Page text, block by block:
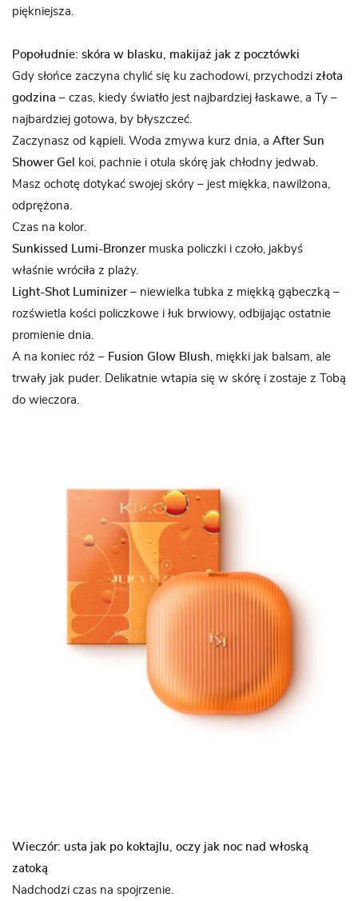
piękniejsza.
Popołudnie: skóra w blasku, makijaż jak z pocztówki
Gdy słońce zaczyna chylić się ku zachodowi, przychodzi złota
godzina – czas, kiedy światło jest najbardziej łaskawe, a Ty –
najbardziej gotowa, by błyszczeć.
Zaczynasz od kąpieli. Woda zmywa kurz dnia, a After Sun
Shower Gel
koi, pachnie i otula skórę jak chłodny jedwab.
Masz ochotę dotykać swojej skóry – jest miękka, nawilżona,
odprężona.
Czas na kolor.
Sunkissed Lumi-Bronzermuska policzki i czoło, jakbyś
właśnie wróciła z plaży.
Light-Shot Luminizer– niewielka tubka z miękką gąbeczką –
rozświetla kości policzkowe i łuk brwiowy, odbijając ostatnie
promienie dnia.
A na koniec róż – Fusion Glow Blush , miękki jak balsam, ale
trwały jak puder. Delikatnie wtapia się w skórę i zostaje z Tobą
do wieczora.
Wieczór: usta jak po koktajlu, oczy jak noc nad włoską
zatoką
Nadchodzi czas na spojrzenie.